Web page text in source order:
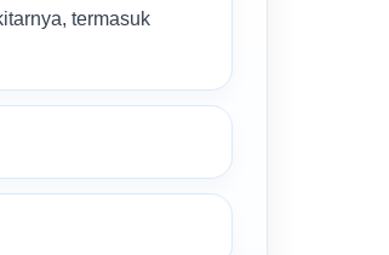
termasuk